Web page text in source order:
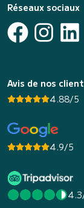
Réseaux sociaux
Avis de nos
4.88/5
4.9/5